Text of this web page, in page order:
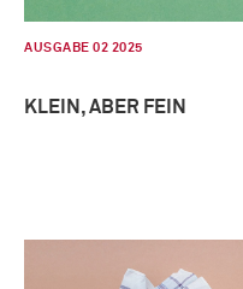
AUSGABE 02 2025
KLEIN, ABER FEIN